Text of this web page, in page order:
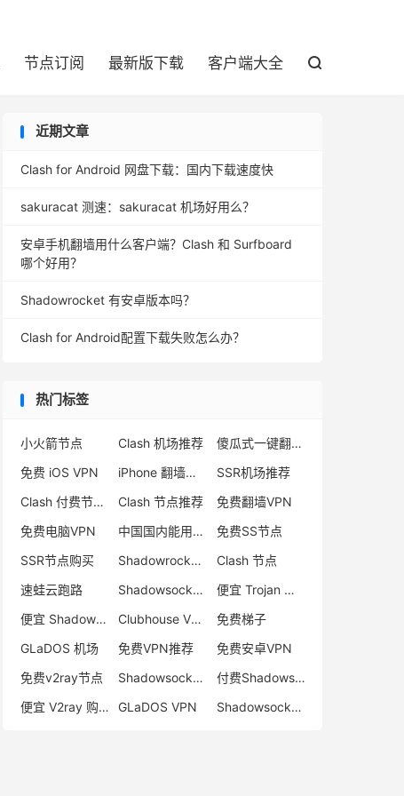
节点订阅 最新版下载 客户端大全 
近期文章
Clash for Android 网盘下载：国内下载速度快
sakuracat 测速：sakuracat 机场好用么？
安卓手机翻墙用什么客户端？Clash 和 Surfboard
哪个好用？
Shadowrocket 有安卓版本吗？
Clash for Android配置下载失败怎么办？
热门标签
小火箭节点 Clash 机场推荐
傻瓜式一键翻墙VPN客户端
免费 iOS VPN
iPhone 翻墙代理软件
SSR机场推荐
Clash 付费节点购买
Clash 节点推荐
免费翻墙VPN
免费电脑VPN
中国国内能用的翻墙VPN推荐
免费SS节点
SSR节点购买
Shadowrocket 地址
Clash 节点
速蛙云跑路
Shadowsocks 付费节点
便宜 Trojan 购买
便宜 Shadowsocks 购买
Clubhouse VPN
免费梯子
GLaDOS 机场
免费VPN推荐
免费安卓VPN
免费v2ray节点
Shadowsocks 服务器
付费Shadowsocks推荐
便宜 V2ray 购买
GLaDOS VPN Shadowsocks 节点哪里买